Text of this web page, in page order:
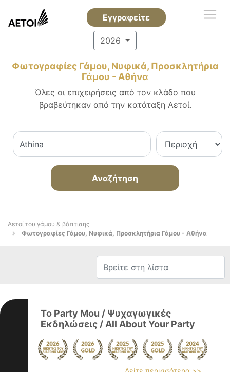
Εγγραφείτε
2026
Φωτογραφίες Γάμου, Νυφικά, Προσκλητήρια
Γάμου - Αθήνα
Όλες οι επιχειρήσεις από τον κλάδο που
βραβεύτηκαν από την κατάταξη Αετοί.
Αναζήτηση
Αετοί του γάμου & βάπτισης
Φωτογραφίες Γάμου, Νυφικά, Προσκλητήρια Γάμου - Αθήνα
To Party Mou / Ψυχαγωγικές
Εκδηλώσεις / All About Your Party